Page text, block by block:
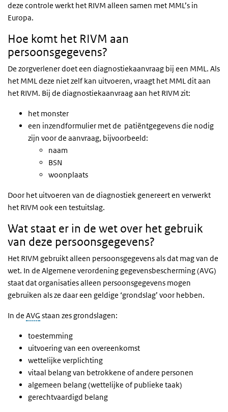
deze controle werkt het RIVM alleen samen met MML’s in
Europa.
Hoe komt het RIVM aan
persoonsgegevens?
De zorgverlener doet een diagnostiekaanvraag bij een MML. Als
het MML deze niet zelf kan uitvoeren, vraagt het MML dit aan
het RIVM. Bij de diagnostiekaanvraag aan het RIVM zit:
het monster
een inzendformulier met de patiëntgegevens die nodig
zijn voor de aanvraag, bijvoorbeeld:
naam
BSN
woonplaats
Door het uitvoeren van de diagnostiek genereert en verwerkt
het RIVM ook een testuitslag.
Wat staat er in de wet over het gebruik
van deze persoonsgegevens?
Het RIVM gebruikt alleen persoonsgegevens als dat mag van de
wet. In de Algemene verordening gegevensbescherming (AVG)
staat dat organisaties alleen persoonsgegevens mogen
gebruiken als ze daar een geldige ‘grondslag’ voor hebben.
In de AVG staan zes grondslagen:
toestemming
uitvoering van een overeenkomst
wettelijke verplichting
vitaal belang van betrokkene of andere personen
algemeen belang (wettelijke of publieke taak)
gerechtvaardigd belang